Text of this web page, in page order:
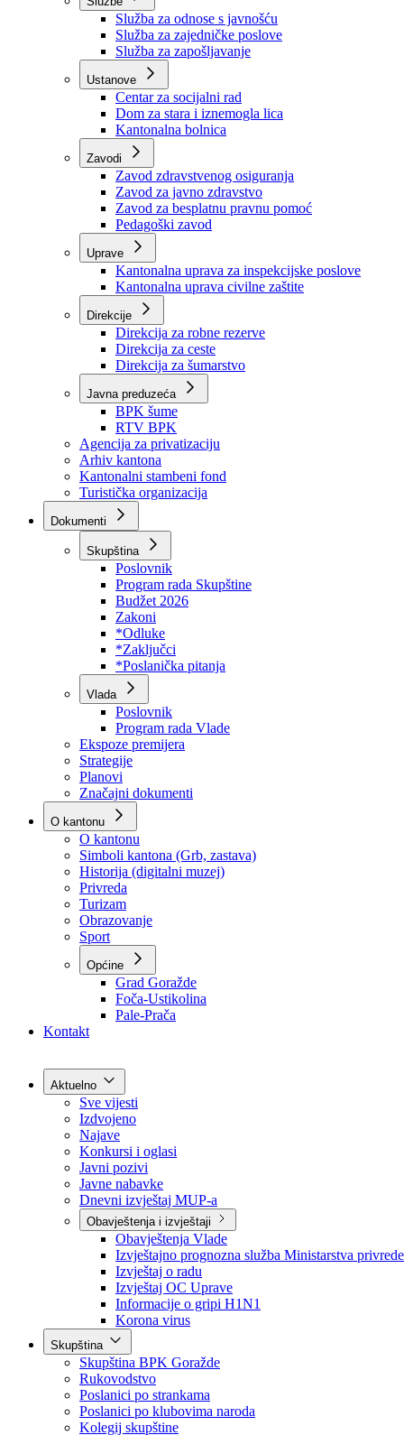
Organizacije
Službe
Služba za odnose s javnošću
Služba za zajedničke poslove
Služba za zapošljavanje
Ustanove
Centar za socijalni rad
Dom za stara i iznemogla lica
Kantonalna bolnica
Zavodi
Zavod zdravstvenog osiguranja
Zavod za javno zdravstvo
Zavod za besplatnu pravnu pomoć
Pedagoški zavod
Kantonalna uprava za inspekcijske poslove
Kantonalna uprava civilne zaštite
Direkcije
Direkcija za robne rezerve
Direkcija za ceste
Direkcija za šumarstvo
Javna preduzeća
BPK šume
RTV BPK
Agencija za privatizaciju
Arhiv kantona
Kantonalni stambeni fond
Turistička organizacija
Dokumenti
Skupština
Poslovnik
Program rada Skupštine
Budžet 2026
Zakoni
*Odluke
*Zaključci
*Poslanička pitanja
Vlada
Poslovnik
Program rada Vlade
Ekspoze premijera
Strategije
Planovi
Značajni dokumenti
O kantonu
O kantonu
Simboli kantona (Grb, zastava)
Historija (digitalni muzej)
Privreda
Turizam
Obrazovanje
Sport
Općine
Kontakt
Aktuelno
Sve vijesti
Izdvojeno
Najave
Konkursi i oglasi
Javni pozivi
Javne nabavke
Dnevni izvještaj MUP-a
Obavještenja i izvještaji
Obavještenja Vlade
Izvještajno prognozna služba Ministarstva privrede
Izvještaj o radu
Izvještaj OC Uprave
Informacije o gripi H1N1
Korona virus
Skupština
Skupština BPK Goražde
Rukovodstvo